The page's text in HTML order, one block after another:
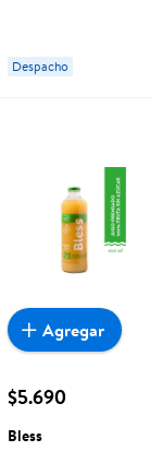
Despacho
$5.690
Bless
Agregar